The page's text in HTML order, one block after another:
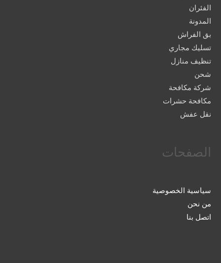
الفئران
المدونة
بق الفراش
تسليك مجاري
تنظيف منازل
شحن
شركة مكافحة
مكافحة حشرات
نقل عفش
الصفحات
سياسية الخصوصية
من نحن
اتصل بنا